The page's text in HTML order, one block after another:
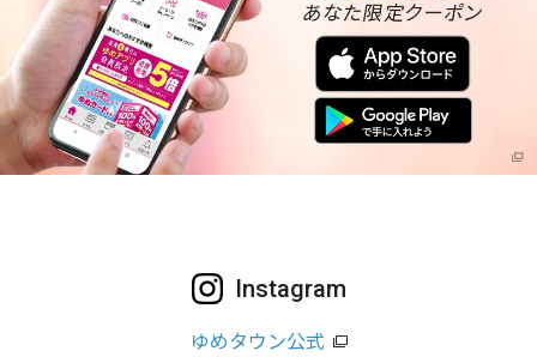
Instagram
ゆめタウン公式